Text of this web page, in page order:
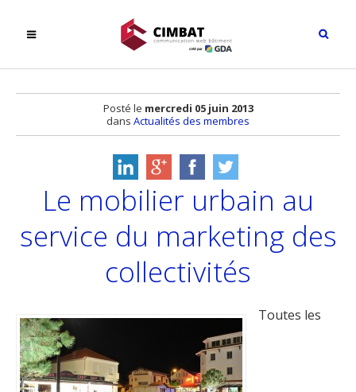
Posté le mercredi 05 juin 2013
dans Actualités des membres
Le mobilier urbain au
service du marketing des
collectivités
Toutes les